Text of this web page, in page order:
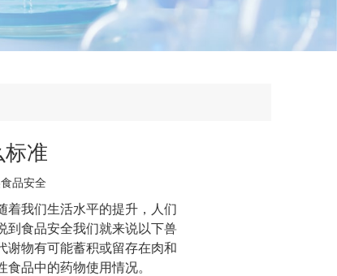
标准
品安全
着我们生活水平的提升，人们
到食品安全我们就来说以下兽
谢物有可能蓄积或留存在肉和
品中的药物使用情况。